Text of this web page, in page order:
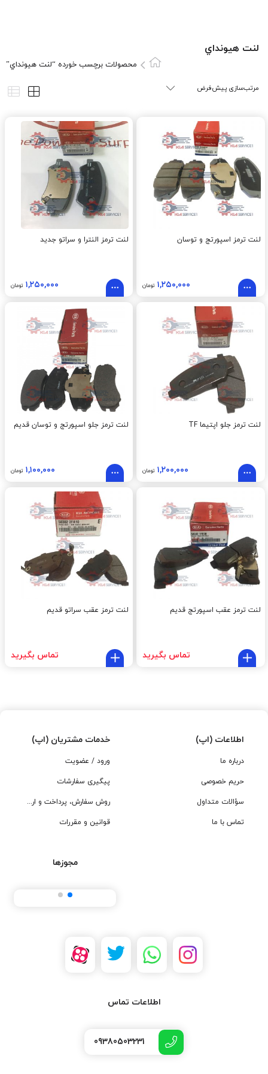
لنت هيونداي
محصولات برچسب خورده “لنت هيونداي”
لنت ترمز اسپورتج و توسان
۱,۲۵۰,۰۰۰ تومان
لنت ترمز النترا و سراتو جدید
۱,۲۵۰,۰۰۰ تومان
لنت ترمز جلو اپتيما TF
۱,۲۰۰,۰۰۰ تومان
لنت ترمز جلو اسپورتج و توسان قديم
۱,۱۰۰,۰۰۰ تومان
لنت ترمز عقب اسپورتج قديم
تماس بگیرید
لنت ترمز عقب سراتو قدیم
تماس بگیرید
اطلاعات (اپ)
درباره ما
حریم خصوصی
سؤالات متداول
تماس با ما
خدمات مشتریان (اپ)
ورود / عضویت
پیگیری سفارشات
روش سفارش، پرداخت و ارسال
قوانین و مقررات
مجوزها
اطلاعات تماس
09380503231